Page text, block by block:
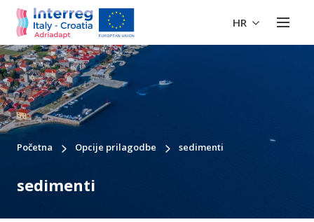
HR
Početna Opcije prilagodbe sedimenti
sedimenti